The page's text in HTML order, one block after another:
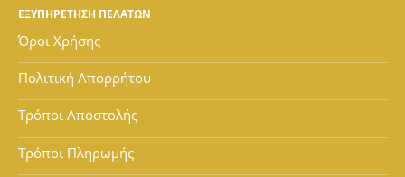
ΕΞΥΠΗΡΕΤΗΣΗ ΠΕΛΑΤΩΝ
Όροι Χρήσης
Πολιτική Απορρήτου
Τρόποι Αποστολής
Τρόποι Πληρωμής